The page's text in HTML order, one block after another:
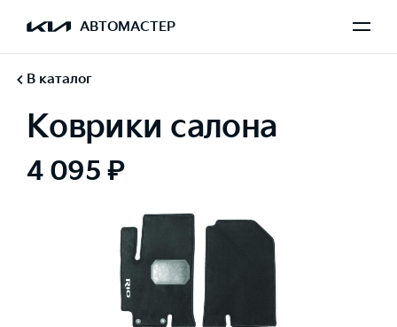
АВТОМАСТЕР
В каталог
Коврики салона
4 095 ₽